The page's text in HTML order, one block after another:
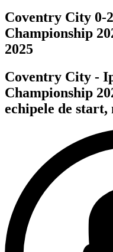
Coventry City 0-
Championship
2025
Coventry City -
Championship
echipele de